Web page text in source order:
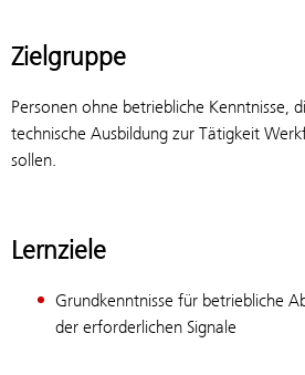
Zielgruppe
Personen ohne betriebliche Kenntnisse,
technische Ausbildung zur Tätigkeit
sollen.
Lernziele
Grundkenntnisse für betriebliche
der erforderlichen Signale